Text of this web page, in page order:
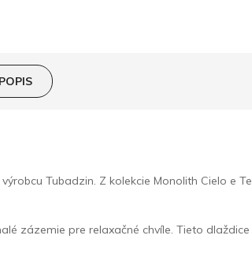
POPIS
Tubadzin. Z kolekcie Monolith Cielo
zázemie pre relaxačné chvíle. Tieto